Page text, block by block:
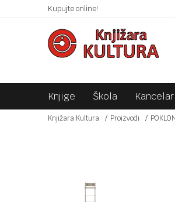
Kupujte online!SIGURNO PLAĆANJE
Knjige Škola
Knjižara Kultura Proizvodi